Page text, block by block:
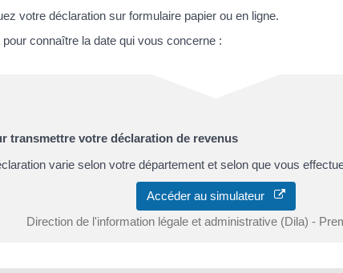
votre déclaration sur formulaire papier ou en ligne.
connaître la date qui vous concerne :
transmettre votre déclaration de revenus
varie selon votre département et selon que vous
Accéder au simulateur
Direction de l'information légale et administrative (Dila) -